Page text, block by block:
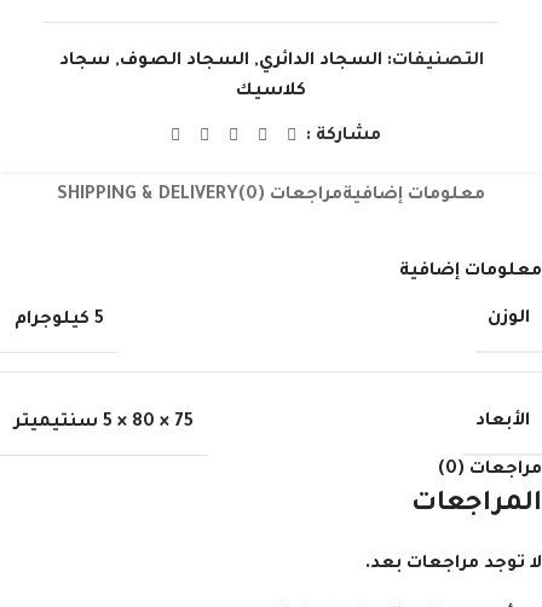
التصنيفات: السجاد الدائري, السجاد الصوف, سجاد
كلاسيك
مشاركة :
معلومات إضافيةمراجعات (0) SHIPPING & DELIVERY
معلومات إضافية
الوزن 5 كيلوجرام
الأبعاد 75 × 80 × 5 سنتيميتر
مراجعات (0)
المراجعات
لا توجد مراجعات بعد.